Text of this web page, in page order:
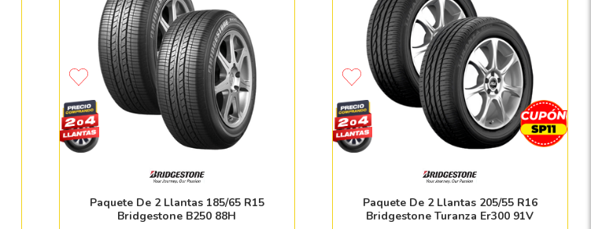
Paquete De 2 Llantas 185/65 R15
Bridgestone B250 88H
Paquete De 2 Llantas 205/55 R16
Bridgestone Turanza Er300 91V